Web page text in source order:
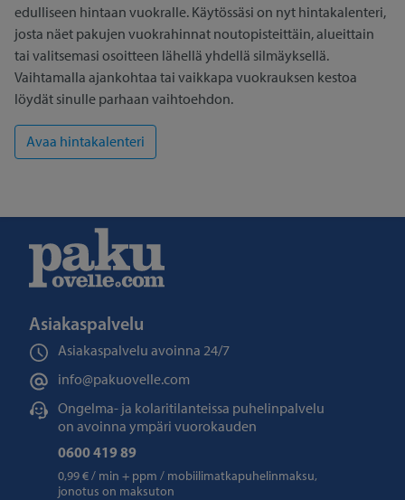
edulliseen hintaan vuokralle. Käytössäsi on nyt hintakalenteri,
josta näet pakujen vuokrahinnat noutopisteittäin, alueittain
tai valitsemasi osoitteen lähellä yhdellä silmäyksellä.
Vaihtamalla ajankohtaa tai vaikkapa vuokrauksen kestoa
löydät sinulle parhaan vaihtoehdon.
Asiakaspalvelu
Asiakaspalvelu avoinna 24/7
info@pakuovelle.com
Ongelma- ja kolaritilanteissa puhelinpalvelu
on avoinna ympäri vuorokauden
0600 419 89
0,99 € / min + ppm / mobiilimatkapuhelinmaksu,
jonotus on maksuton